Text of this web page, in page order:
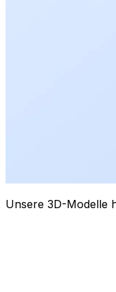
Unsere 3D-Modelle